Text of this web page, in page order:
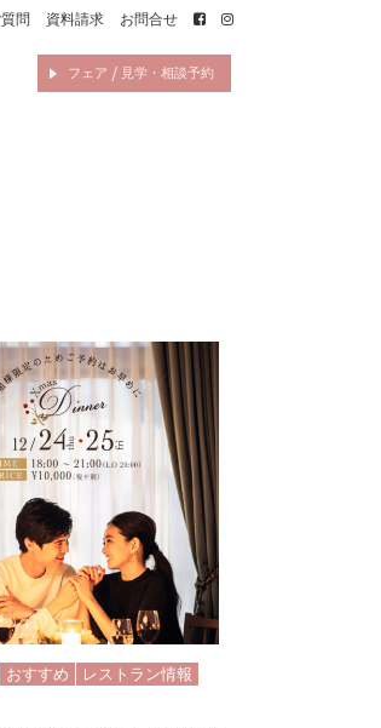
問 資料請求 お問合せ
フェア / 見学・相談予約
おすすめ
レストラン情報